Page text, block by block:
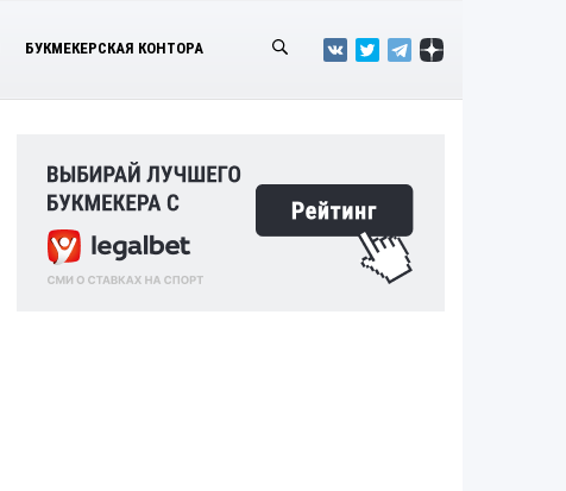
БУКМЕКЕРСКАЯ КОНТОРА